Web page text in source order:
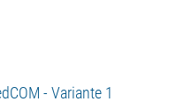
- Variante 1